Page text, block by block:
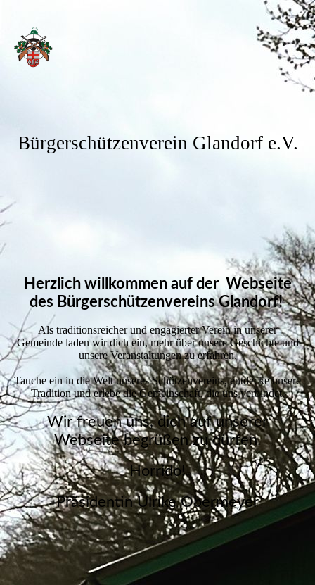
Bürgerschützenverein Glandorf e.V.
Herzlich willkommen auf der Webseite
des Bürgerschützenvereins Glandorf!
Als traditionsreicher und engagierter Verein in unserer
Gemeinde laden wir dich ein, mehr über unsere Geschichte und
unsere Veranstaltungen zu erfahren.
Tauche ein in die Welt unseres Schützenvereins, entdecke unsere
Tradition und erlebe die Gemeinschaft, die uns verbindet.
Wir freuen uns, dich auf unserer
Webseite begrüßen zu dürfen.
Horrido!
Präsidentin Ulrike Obermeyer